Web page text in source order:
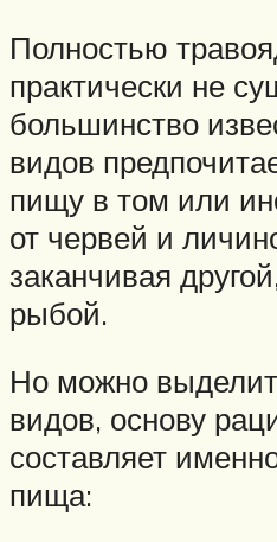
Полностью
практически не
большинство
видов
пищу в том или
от червей и
заканчивая
рыбой.
Но можно
видов, основу
составляет
пища: